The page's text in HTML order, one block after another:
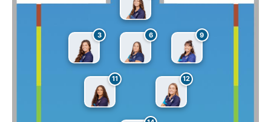
3 6 9
11 12